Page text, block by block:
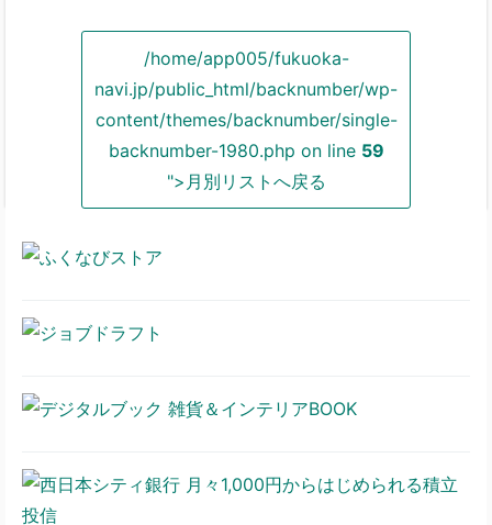
/home/app005/fukuoka-
navi.jp/public_html/backnumber/wp-
content/themes/backnumber/single-
backnumber-1980.php on line 59
">月別リストへ戻る